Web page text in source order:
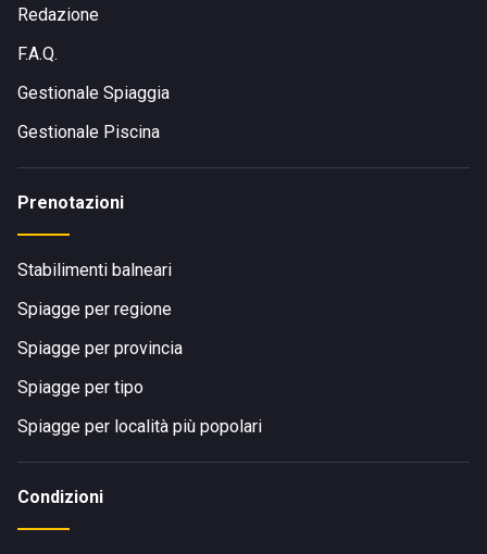
Redazione
F.A.Q.
Gestionale Spiaggia
Gestionale Piscina
Prenotazioni
Stabilimenti balneari
Spiagge per regione
Spiagge per provincia
Spiagge per tipo
Spiagge per località più popolari
Condizioni